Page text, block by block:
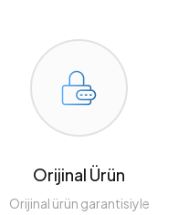
Orijinal Ürün
Orijinal ürün garantisiyle